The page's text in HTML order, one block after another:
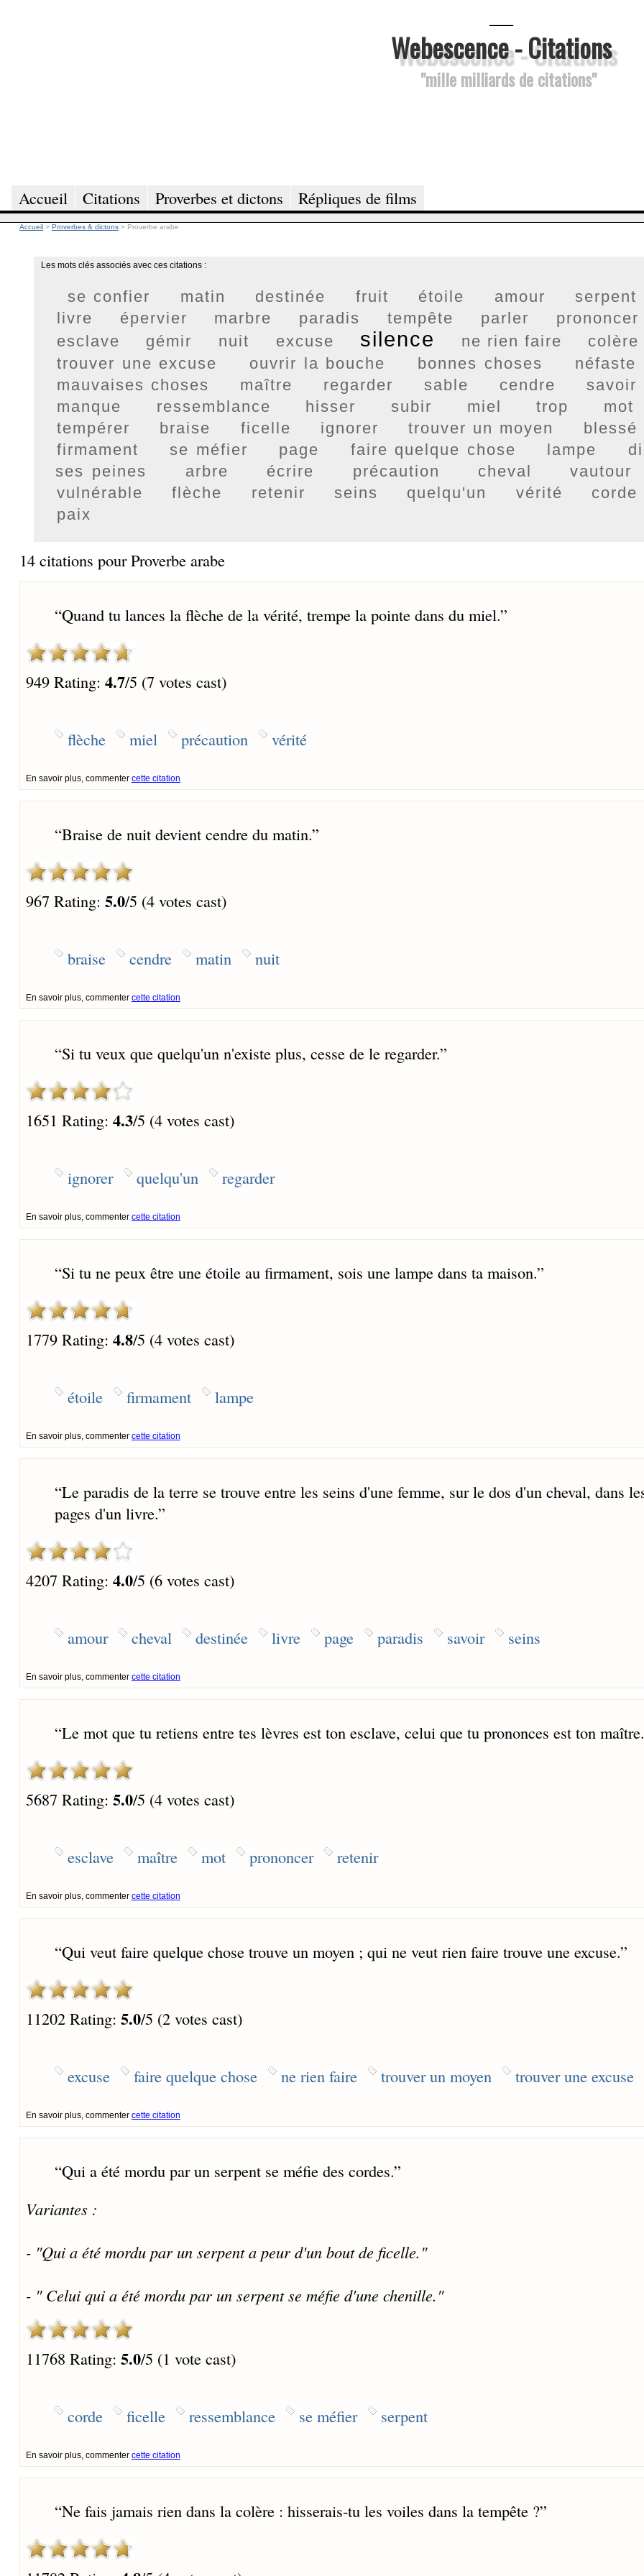
Webescence - Citations
"mille milliards de citations"
Accueil Citations Proverbes et dictons Répliques de films
Accueil > Proverbes & dictons > Proverbe arabe
Les mots clés associés avec ces citations :
se confier matin destinée fruit étoile amour
serpent
livre
épervier marbre paradis tempête parler
prononcer
esclave
gémir nuit excuse silence ne rien faire
colère
trouver une excuse
ouvrir la bouche bonnes choses
néfaste
mauvaises choses
maître regarder sable cendre
savoir
manque
ressemblance hisser subir miel trop
mot
tempérer
braise ficelle ignorer trouver un moyen
blessé
firmament
se méfier page faire quelque chose lampe
ses peines
arbre écrire précaution cheval
vautour
vulnérable
flèche retenir seins quelqu'un vérité
corde
paix
14 citations pour Proverbe arabe
“Quand tu lances la flèche de la vérité, trempe la pointe dans du miel.”
949 Rating: 4.7/5 (7 votes cast)
flèche miel précaution vérité
En savoir plus, commenter cette citation
“Braise de nuit devient cendre du matin.”
967 Rating: 5.0/5 (4 votes cast)
braise cendre matin nuit
En savoir plus, commenter cette citation
“Si tu veux que quelqu'un n'existe plus, cesse de le regarder.”
1651 Rating: 4.3/5 (4 votes cast)
ignorer quelqu'un regarder
En savoir plus, commenter cette citation
“Si tu ne peux être une étoile au firmament, sois une lampe dans ta maison.”
1779 Rating: 4.8/5 (4 votes cast)
étoile firmament lampe
En savoir plus, commenter cette citation
“Le paradis de la terre se trouve entre les seins d'une femme, sur le dos d'un cheval, dans
pages d'un livre.”
4207 Rating: 4.0/5 (6 votes cast)
amour cheval destinée livre page paradis savoir seins
En savoir plus, commenter cette citation
“Le mot que tu retiens entre tes lèvres est ton esclave, celui que tu prononces est ton maître.
5687 Rating: 5.0/5 (4 votes cast)
esclave maître mot prononcer retenir
En savoir plus, commenter cette citation
“Qui veut faire quelque chose trouve un moyen ; qui ne veut rien faire trouve une excuse.”
11202 Rating: 5.0/5 (2 votes cast)
excuse faire quelque chose ne rien faire trouver un moyen trouver une excuse
En savoir plus, commenter cette citation
“Qui a été mordu par un serpent se méfie des cordes.”
Variantes :
- "Qui a été mordu par un serpent a peur d'un bout de ficelle."
- " Celui qui a été mordu par un serpent se méfie d'une chenille."
11768 Rating: 5.0/5 (1 vote cast)
corde ficelle ressemblance se méfier serpent
En savoir plus, commenter cette citation
“Ne fais jamais rien dans la colère : hisserais-tu les voiles dans la tempête ?”